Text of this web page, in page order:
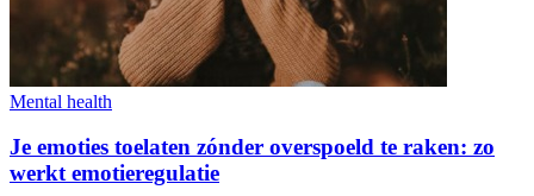
Mental health
Je emoties toelaten zónder overspoeld te raken: zo
werkt emotieregulatie